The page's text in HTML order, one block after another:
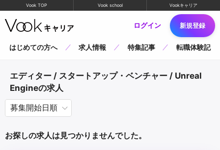
Vook TOP Vook school Vookキャリア
ログイン 新規登録
はじめての方へ 求人情報 特集記事 転職体験記
エディター / スタートアップ・ベンチャー / Unreal
Engineの求人
お探しの求人は見つかりませんでした。